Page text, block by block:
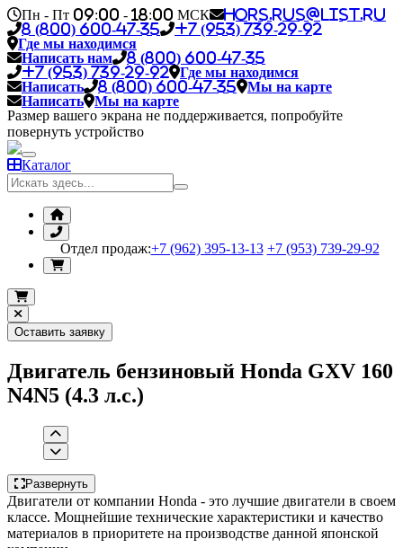
Пн - Пт 09:00 - 18:00 МСК
hors.rus@list.ru
8 (800) 600-47-35
+7 (953) 739-29-92
Где мы находимся
Написать нам
8 (800) 600-47-35
+7 (953) 739-29-92
Где мы находимся
Написать
8 (800) 600-47-35
Мы на карте
Написать
Мы на карте
Размер вашего экрана не поддерживается, попробуйте
повернуть устройство
Каталог
Отдел продаж:+7 (962) 395-13-13 +7 (953) 739-29-92
Оставить заявку
Двигатель бензиновый Honda GXV 160
N4N5 (4.3 л.с.)
Развернуть
Двигатели от компании Honda - это лучшие двигатели в своем
классе. Мощнейшие технические характеристики и качество
материалов в приоритете на производстве данной японской